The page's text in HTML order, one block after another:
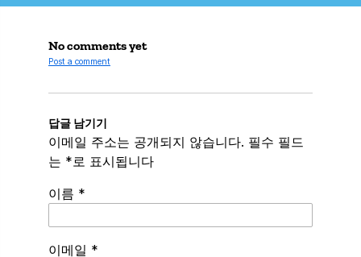
No comments yet
Post a comment
답글 남기기
이메일 주소는 공개되지 않습니다. 필수 필드
는 *로 표시됩니다
이름 *
이메일 *